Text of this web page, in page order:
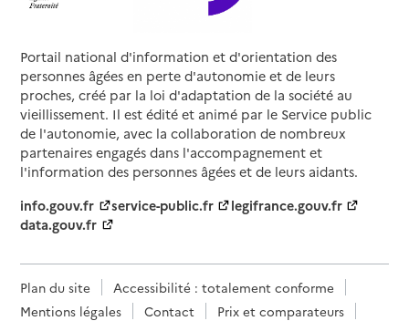
Portail national d'information et d'orientation des
personnes âgées en perte d'autonomie et de leurs
proches, créé par la loi d'adaptation de la société au
vieillissement. Il est édité et animé par le Service public
de l'autonomie, avec la collaboration de nombreux
partenaires engagés dans l'accompagnement et
l'information des personnes âgées et de leurs aidants.
info.gouv.fr
service-public.fr
legifrance.gouv.fr
data.gouv.fr
Plan du site
Accessibilité : totalement conforme
Mentions légales
Contact
Prix et comparateurs